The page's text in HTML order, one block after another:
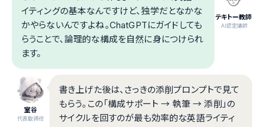
テキトー教師
.AI認定講師
イティングの基本なんですけど、独学だとなかな
かやらないんですよね。ChatGPTにガイドしても
らうことで、論理的な構成を自然に身につけられ
ます。
室谷
代表取締役
書き上げた後は、さっきの添削プロンプトで見て
もらう。この「構成サポート → 執筆 → 添削」の
サイクルを回すのが最も効率的な英語ライティ